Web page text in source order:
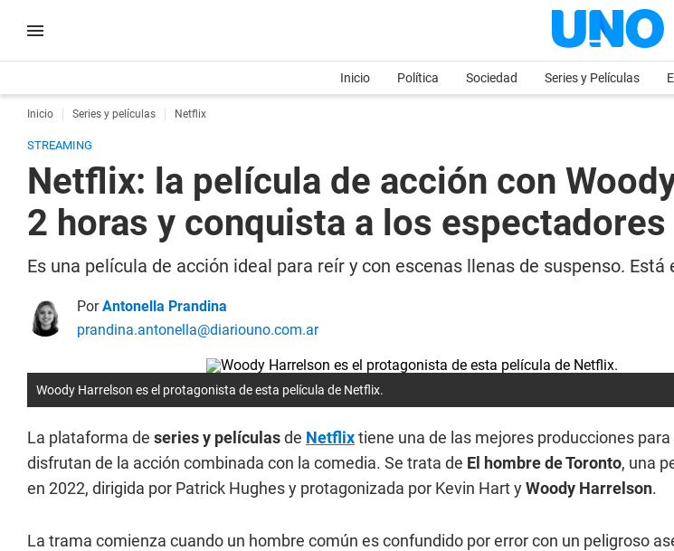
Inicio Política Sociedad Series y Películas
Inicio Series y películas Netflix
STREAMING
Netflix: la película de acción con
2 horas y conquista a los espectadores
Es una película de acción ideal para reír y con escenas llenas de suspenso.
PorAntonella Prandina
prandina.antonella@diariouno.com.ar
Woody Harrelson es el protagonista de esta película de Netflix.
La plataforma de series y películasde Netflixtiene una de las mejores producciones
disfrutan de la acción combinada con la comedia. Se trata de El hombre de Toronto, una
en 2022, dirigida por Patrick Hughes y protagonizada por Kevin Hart yWoody Harrelson.
La trama comienza cuando un hombre común es confundido por error con un peligroso